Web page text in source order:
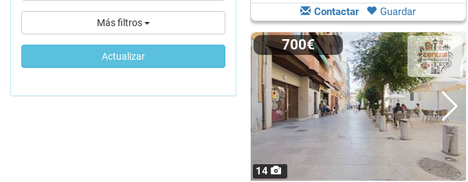
Más filtros
Actualizar
Contactar Guardar
14
700€